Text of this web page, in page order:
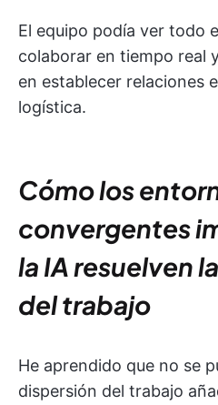
El equipo podía ver todo
colaborar en tiempo real
en establecer relaciones
logística.
Cómo los
convergentes
la IA resuelven
del trabajo
He aprendido que no se
dispersión del trabajo